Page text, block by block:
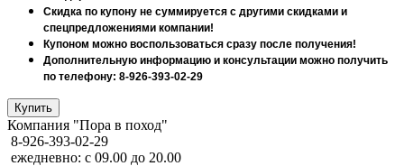
Скидка по купону не суммируется с другими скидками и
спецпредложениями компании!
Купоном можно воспользоваться сразу после получения!
Дополнительную информацию и консультации можно получить
по телефону: 8-926-393-02-29
Компания "Пора в поход"
8-926-393-02-29
ежедневно: с 09.00 до 20.00